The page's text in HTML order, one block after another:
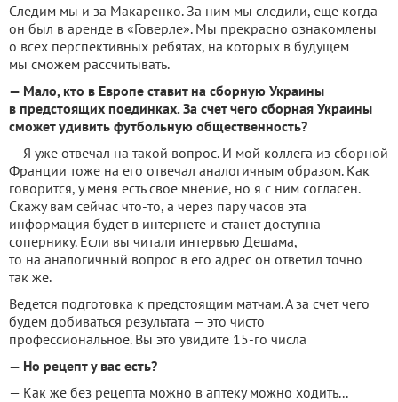
Следим мы и за Макаренко. За ним мы следили, еще когда
он был в аренде в «Говерле». Мы прекрасно ознакомлены
о всех перспективных ребятах, на которых в будущем
мы сможем рассчитывать.
— Мало, кто в Европе ставит на сборную Украины
в предстоящих поединках. За счет чего сборная Украины
сможет удивить футбольную общественность?
— Я уже отвечал на такой вопрос. И мой коллега из сборной
Франции тоже на его отвечал аналогичным образом. Как
говорится, у меня есть свое мнение, но я с ним согласен.
Скажу вам сейчас что-то, а через пару часов эта
информация будет в интернете и станет доступна
сопернику. Если вы читали интервью Дешама,
то на аналогичный вопрос в его адрес он ответил точно
так же.
Ведется подготовка к предстоящим матчам. А за счет чего
будем добиваться результата — это чисто
профессиональное. Вы это увидите 15-го числа
— Но рецепт у вас есть?
— Как же без рецепта можно в аптеку можно ходить...